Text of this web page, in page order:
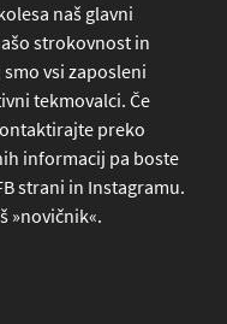
naš glavni
strokovnost in
vsi zaposleni
tekmovalci. Če
preko
informacij pa boste
strani in Instagramu.
»novičnik«.